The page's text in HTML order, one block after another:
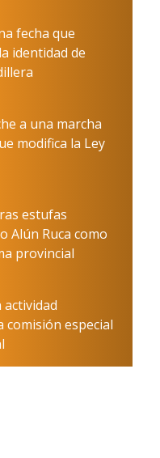
fecha que
identidad de
a una marcha
modifica la Ley
estufas
Alún Ruca como
provincial
actividad
comisión especial